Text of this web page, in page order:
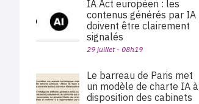
IA Act européen : les
contenus générés par IA
doivent être clairement
signalés
29 juillet - 08h19
Le barreau de Paris met
un modèle de charte IA à
disposition des cabinets